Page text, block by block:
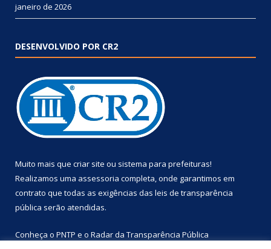
janeiro de 2026
DESENVOLVIDO POR CR2
Muito mais que criar site ou sistema para prefeituras!
Realizamos uma assessoria completa, onde garantimos em
contrato que todas as exigências das leis de transparência
pública serão atendidas.
Conheça o PNTP e o Radar da Transparência Pública